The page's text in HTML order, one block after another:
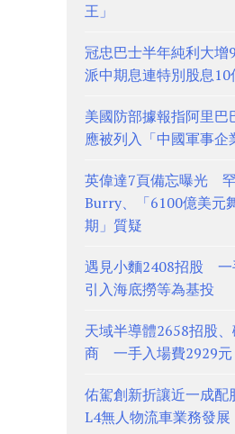
王」
冠忠巴士半年純利大
派中期息連特別股息10
美國防部據報指阿里
應被列入「中國軍事企
英偉達7頁備忘曝光
Burry、「6100億美元
期」質疑
遇見小麵2408招股 一
引入海底撈等為基投
天域半導體2658招股
商 一手入場費2929元
佑駕創新折讓近一成
L4無人物流車業務發展